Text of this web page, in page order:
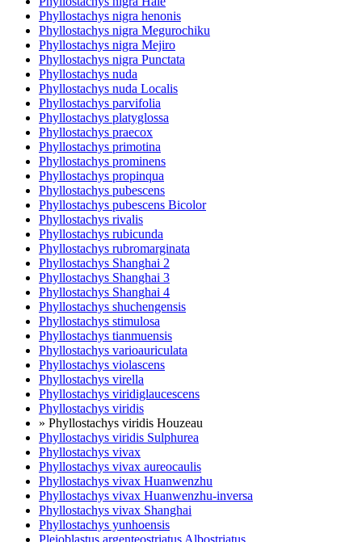
Phyllostachys nigra henonis
Phyllostachys nigra Megurochiku
Phyllostachys nigra Mejiro
Phyllostachys nigra Punctata
Phyllostachys nuda
Phyllostachys nuda Localis
Phyllostachys parvifolia
Phyllostachys platyglossa
Phyllostachys praecox
Phyllostachys primotina
Phyllostachys prominens
Phyllostachys propinqua
Phyllostachys pubescens
Phyllostachys pubescens Bicolor
Phyllostachys rivalis
Phyllostachys rubicunda
Phyllostachys rubromarginata
Phyllostachys Shanghai 2
Phyllostachys Shanghai 3
Phyllostachys Shanghai 4
Phyllostachys shuchengensis
Phyllostachys stimulosa
Phyllostachys tianmuensis
Phyllostachys varioauriculata
Phyllostachys violascens
Phyllostachys virella
Phyllostachys viridiglaucescens
Phyllostachys viridis
» Phyllostachys viridis Houzeau
Phyllostachys viridis Sulphurea
Phyllostachys vivax
Phyllostachys vivax aureocaulis
Phyllostachys vivax Huanwenzhu
Phyllostachys vivax Huanwenzhu-inversa
Phyllostachys vivax Shanghai
Phyllostachys yunhoensis